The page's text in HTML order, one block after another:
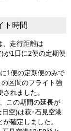
ト時間
、走行距離は
が1日に2便の定期便
1便の定期便のみで
区間のフライト強
れました。
この期間の延長が
空)は萩･石見空港
確定しました。